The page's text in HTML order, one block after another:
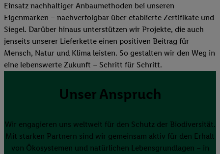
Einsatz nachhaltiger Anbaumethoden bei unseren
Eigenmarken – nachverfolgbar über etablierte Zertifikate und
Siegel. Darüber hinaus unterstützen wir Projekte, die auch
jenseits unserer Lieferkette einen positiven Beitrag für
Mensch, Natur und Klima leisten. So gestalten wir den Weg in
eine lebenswerte Zukunft – Schritt für Schritt.
Unser Anspruch
Wir engagieren uns weltweit für den Schutz der Biodiversität.
Mit starken Partnern sind wir gemeinsam aktiv für den Erhalt
von Ökosystemen und natürlichen Lebensgrundlagen – in